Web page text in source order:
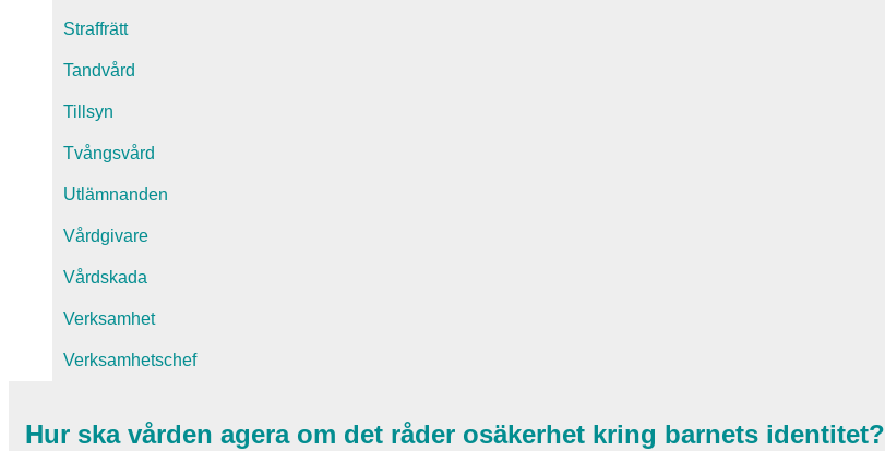
Straffrätt
Tandvård
Tillsyn
Tvångsvård
Utlämnanden
Vårdgivare
Vårdskada
Verksamhet
Verksamhetschef
Hur ska vården agera om det råder osäkerhet kring barnets identitet?